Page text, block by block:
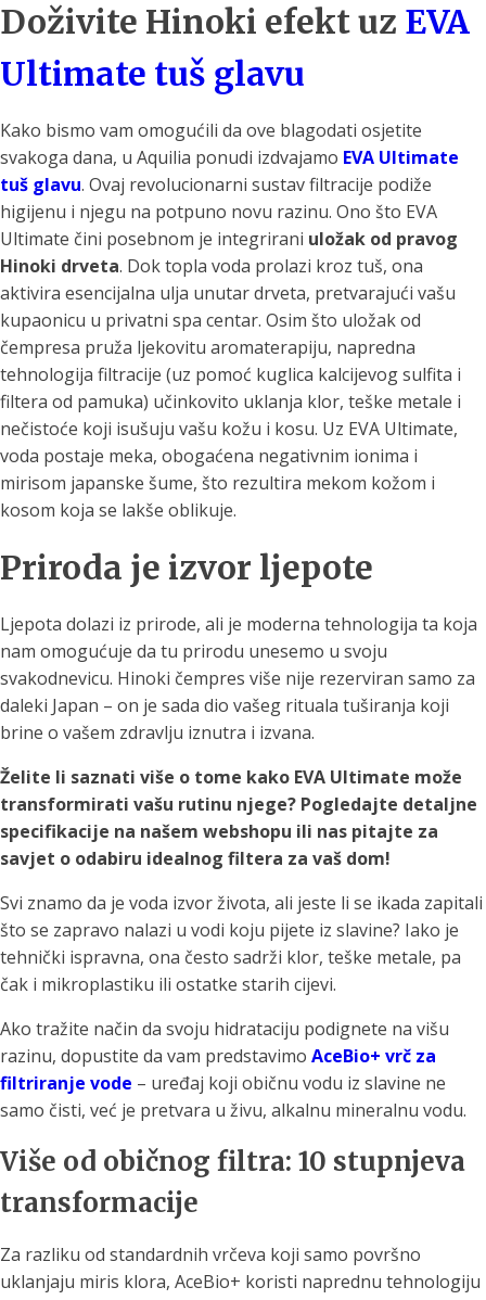
Doživite Hinoki efekt uz EVA
Ultimate tuš glavu
Kako bismo vam omogućili da ove blagodati osjetite
svakoga dana, u Aquilia ponudi izdvajamo EVA Ultimate
tuš glavu. Ovaj revolucionarni sustav filtracije podiže
higijenu i njegu na potpuno novu razinu. Ono što EVA
Ultimate čini posebnom je integrirani uložak od pravog
Hinoki drveta. Dok topla voda prolazi kroz tuš, ona
aktivira esencijalna ulja unutar drveta, pretvarajući vašu
kupaonicu u privatni spa centar. Osim što uložak od
čempresa pruža ljekovitu aromaterapiju, napredna
tehnologija filtracije (uz pomoć kuglica kalcijevog sulfita i
filtera od pamuka) učinkovito uklanja klor, teške metale i
nečistoće koji isušuju vašu kožu i kosu. Uz EVA Ultimate,
voda postaje meka, obogaćena negativnim ionima i
mirisom japanske šume, što rezultira mekom kožom i
kosom koja se lakše oblikuje.
Priroda je izvor ljepote
Ljepota dolazi iz prirode, ali je moderna tehnologija ta koja
nam omogućuje da tu prirodu unesemo u svoju
svakodnevicu. Hinoki čempres više nije rezerviran samo za
daleki Japan – on je sada dio vašeg rituala tuširanja koji
brine o vašem zdravlju iznutra i izvana.
Želite li saznati više o tome kako EVA Ultimate može
transformirati vašu rutinu njege? Pogledajte detaljne
specifikacije na našem webshopu ili nas pitajte za
savjet o odabiru idealnog filtera za vaš dom!
Svi znamo da je voda izvor života, ali jeste li se ikada zapitali
što se zapravo nalazi u vodi koju pijete iz slavine? Iako je
tehnički ispravna, ona često sadrži klor, teške metale, pa
čak i mikroplastiku ili ostatke starih cijevi.
Ako tražite način da svoju hidrataciju podignete na višu
razinu, dopustite da vam predstavimo AceBio+ vrč za
filtriranje vode – uređaj koji običnu vodu iz slavine ne
samo čisti, već je pretvara u živu, alkalnu mineralnu vodu.
Više od običnog filtra: 10 stupnjeva
transformacije
Za razliku od standardnih vrčeva koji samo površno
uklanjaju miris klora, AceBio+ koristi naprednu tehnologiju